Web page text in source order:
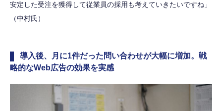
安定した受注を獲得して従業員の採用も考えていきたいですね」
（中村氏）
導入後、月に1件だった問い合わせが大幅に増加。戦
略的なWeb広告の効果を実感